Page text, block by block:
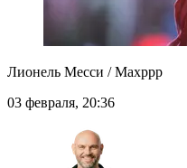
Лионель Месси / Maxppp
03 февраля, 20:36